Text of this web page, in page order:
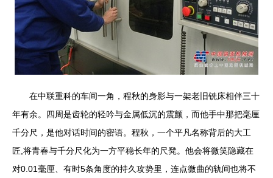
在中联重科的车间一角，程秋的身影与一架老旧铣床相伴三十
年有余。四周是齿轮的轻吟与金属低沉的震颤，而他手中那把毫厘
千分尺，是他对话时间的密语。程秋，一个平凡名称背后的大工
匠,将青春与千分尺化为一方平稳长年的尺凳。他会将微笑隐藏在
对0.01毫厘、有时5条角度的持久攻势里，连点微曲的轨间也将不